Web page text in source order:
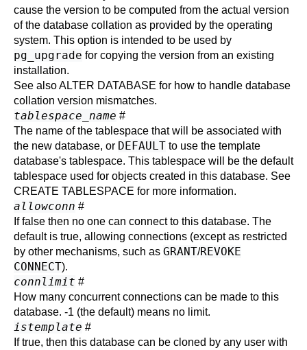
cause the version to be computed from the actual version
of the database collation as provided by the operating
system. This option is intended to be used by
pg_upgrade for copying the version from an existing
installation.
See alsoALTER DATABASE for how to handle database
collation version mismatches.
tablespace_name #
The name of the tablespace that will be associated with
the new database, or DEFAULT to use the template
database's tablespace. This tablespace will be the default
tablespace used for objects created in this database. See
CREATE TABLESPACE for more information.
allowconn #
If false then no one can connect to this database. The
default is true, allowing connections (except as restricted
by other mechanisms, such as GRANT/REVOKE
CONNECT).
connlimit #
How many concurrent connections can be made to this
database. -1 (the default) means no limit.
istemplate #
If true, then this database can be cloned by any user with